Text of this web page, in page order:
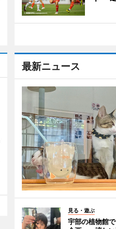
最新ニュース
見る・遊ぶ
宇部の植物館